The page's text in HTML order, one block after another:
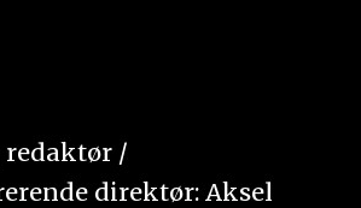
/
direktør: Aksel